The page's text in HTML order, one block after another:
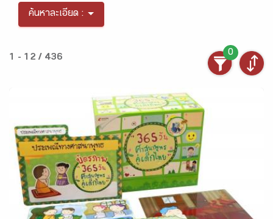
ค้นหาละเอียด :
1 - 12 / 436
0